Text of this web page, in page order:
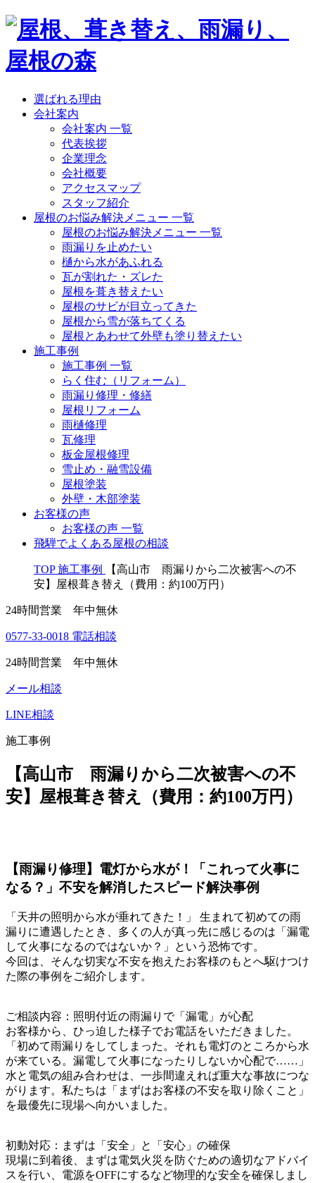
選ばれる理由
会社案内
会社案内 一覧
代表挨拶
企業理念
会社概要
アクセスマップ
スタッフ紹介
屋根のお悩み解決メニュー 一覧
屋根のお悩み解決メニュー 一覧
雨漏りを止めたい
樋から水があふれる
瓦が割れた・ズレた
屋根を葺き替えたい
屋根のサビが目立ってきた
屋根から雪が落ちてくる
屋根とあわせて外壁も塗り替えたい
施工事例
施工事例 一覧
らく住む（リフォーム）
雨漏り修理・修繕
屋根リフォーム
雨樋修理
瓦修理
板金屋根修理
雪止め・融雪設備
屋根塗装
外壁・木部塗装
お客様の声
お客様の声 一覧
飛騨でよくある屋根の相談
TOP 施工事例
【高山市 雨漏りから二次被害への不
安】屋根葺き替え（費用：約100万円）
24時間営業 年中無休
0577-33-0018 電話相談
24時間営業 年中無休
メール相談
LINE相談
施工事例
【高山市 雨漏りから二次被害への不
安】屋根葺き替え（費用：約100万円）
【雨漏り修理】電灯から水が！「これって火事に
なる？」不安を解消したスピード解決事例
「天井の照明から水が垂れてきた！」 生まれて初めての雨
漏りに遭遇したとき、多くの人が真っ先に感じるのは「漏電
して火事になるのではないか？」という恐怖です。
今回は、そんな切実な不安を抱えたお客様のもとへ駆けつけ
た際の事例をご紹介します。
ご相談内容：照明付近の雨漏りで「漏電」が心配
お客様から、ひっ迫した様子でお電話をいただきました。
「初めて雨漏りをしてしまった。それも電灯のところから水
が来ている。漏電して火事になったりしないか心配で……」
水と電気の組み合わせは、一歩間違えれば重大な事故につな
がります。私たちは「まずはお客様の不安を取り除くこと」
を最優先に現場へ向かいました。
初動対応：まずは「安全」と「安心」の確保
現場に到着後、まずは電気火災を防ぐための適切なアドバイ
スを行い、電源をOFFにするなど物理的な安全を確保しまし